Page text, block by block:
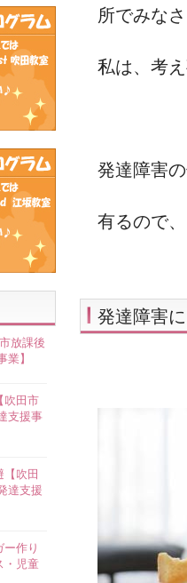
所でみな
私は、考
発達障害
有るので
発達障害
放課後
】
吹田市
支援事
吹田
達支援
作り
・児童